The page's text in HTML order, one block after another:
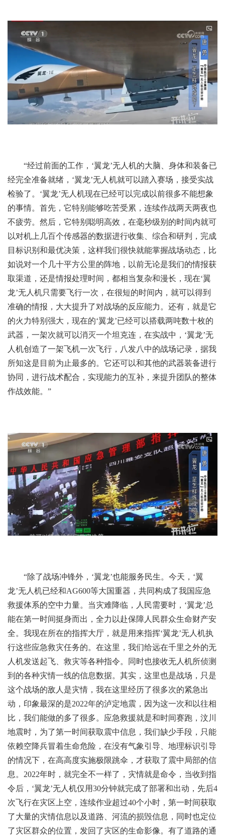
“经过前面的工作，‘翼龙’无人机的大脑、身体和装备已
经完全准备就绪，‘翼龙’无人机就可以踏入赛场，接受实战
检验了。‘翼龙’无人机现在已经可以完成以前很多不能想象
的事情。首先，它特别能够吃苦受累，连续作战两天两夜也
不疲劳。然后，它特别聪明高效，在毫秒级别的时间内就可
以对机上几百个传感器的数据进行收集、综合和研判，完成
目标识别和最优决策，这样我们很快就能掌握战场动态，比
如说对一个几十平方公里的阵地，以前无论是我们的情报获
取渠道，还是情报处理时间，都相当复杂和漫长，现在‘翼
龙’无人机只需要飞行一次，在很短的时间内，就可以得到
准确的情报，大大提升了对战场的反应能力。还有，就是它
的火力特别强大，现在的‘翼龙’已经可以搭载两吨数十枚的
武器，一架次就可以消灭一个坦克连，在实战中，‘翼龙’无
人机创造了一架飞机一次飞行，八发八中的战场记录，据我
所知这是目前为止最多的。它还可以和其他的武器装备进行
协同，进行战术配合，实现能力的互补，来提升团队的整体
作战效能。”
“除了战场冲锋外，‘翼龙’也能服务民生。今天，‘翼
龙’无人机已经和AG600等大国重器，共同构成了我国应急
救援体系的空中力量。当灾难降临，人民需要时，‘翼龙’总
能在第一时间挺身而出，全力以赴保障人民群众生命财产安
全。我现在所在的指挥大厅，就是用来指挥‘翼龙’无人机执
行这些应急救灾任务的。在这里，我们给远在千里之外的无
人机发送起飞、救灾等各种指令。同时也接收无人机所侦测
到的各种灾情一线的信息数据。其实，这里也是战场，只是
这个战场的敌人是灾情，我在这里经历了很多次的紧急出
动，印象最深的是2022年的泸定地震，因为这一次和以往相
比，我们能做的多了很多。应急救援就是和时间赛跑，汶川
地震时，为了第一时间获取震中信息，我们缺少手段，只能
依赖空降兵冒着生命危险，在没有气象引导、地理标识引导
的情况下，在高高度实施极限跳伞，才获取了震中局部的信
息。2022年时，就完全不一样了，灾情就是命令，当收到指
令后，‘翼龙’无人机仅用30分钟就完成了部署和出动，先后4
次飞行在灾区上空，连续作业超过40个小时，第一时间获取
了大量的灾情信息以及道路、河流的损毁信息，同时也定位
了灾区群众的位置，发回了灾区的生命影像。有了道路的通